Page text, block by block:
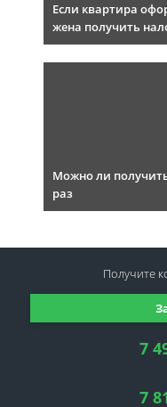
Если квартира
жена получить
Можно ли
раз
7
7
Получите